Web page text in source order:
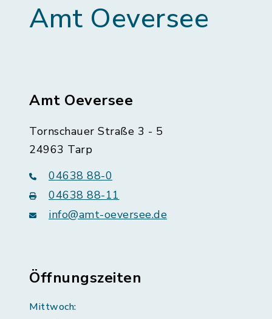
Amt Oeversee
Amt Oeversee
Tornschauer Straße 3 - 5
24963 Tarp
04638 88-0
04638 88-11
info@amt-oeversee.de
Öffnungszeiten
Mittwoch: